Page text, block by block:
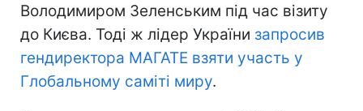
Володимиром Зеленським під час візиту
до Києва. Тоді ж лідер України запросив
гендиректора МАГАТЕ взяти участь у
Глобальному саміті миру.